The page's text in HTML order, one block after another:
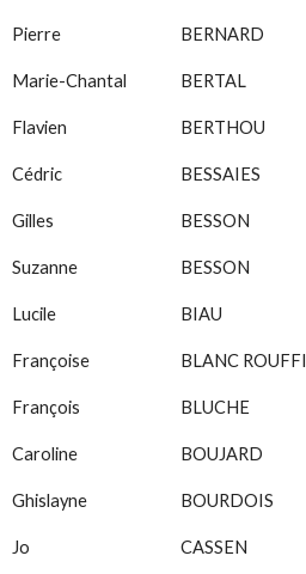
Pierre BERNARD
Marie-Chantal BERTAL
Flavien BERTHOU
Cédric BESSAIES
Gilles BESSON
Suzanne BESSON
Lucile BIAU
Françoise BLANC
François BLUCHE
Caroline BOUJARD
Ghislayne BOURDOIS
Jo CASSEN